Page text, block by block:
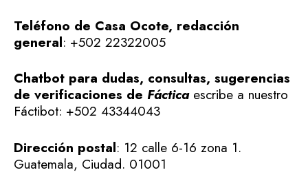
Teléfono de Casa Ocote, redacción
general: +502 22322005
Chatbot para dudas, consultas, sugerencias
de verificaciones de Fácticaescribe a nuestro
Fáctibot: +502 43344043
Dirección postal: 12 calle 6-16 zona 1.
Guatemala, Ciudad. 01001